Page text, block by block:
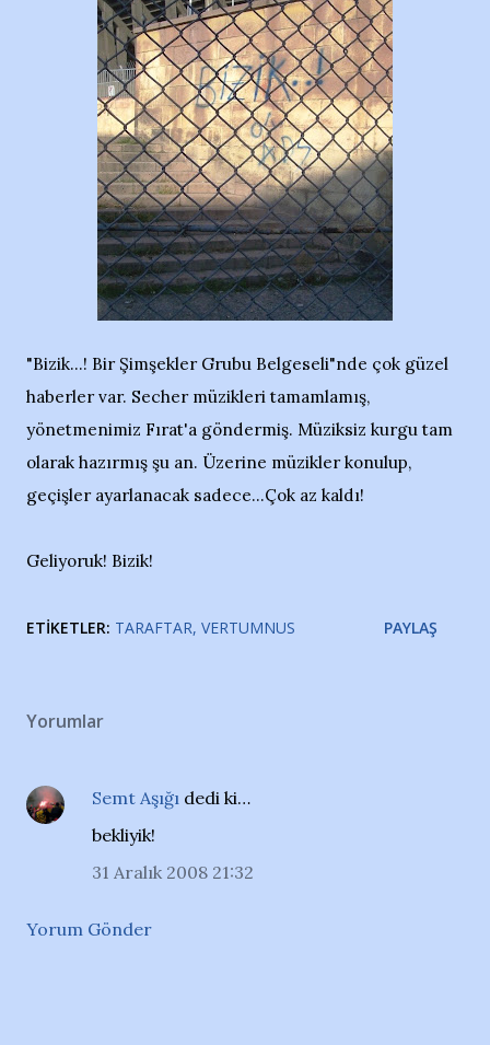
"Bizik...! Bir Şimşekler Grubu Belgeseli"nde çok güzel
haberler var. Secher müzikleri tamamlamış,
yönetmenimiz Fırat'a göndermiş. Müziksiz kurgu tam
olarak hazırmış şu an. Üzerine müzikler konulup,
geçişler ayarlanacak sadece...Çok az kaldı!
Geliyoruk! Bizik!
ETIKETLER: TARAFTAR VERTUMNUS PAYLAŞ
Yorumlar
Semt Aşığı dedi ki…
bekliyik!
31 Aralık 2008 21:32
Yorum Gönder